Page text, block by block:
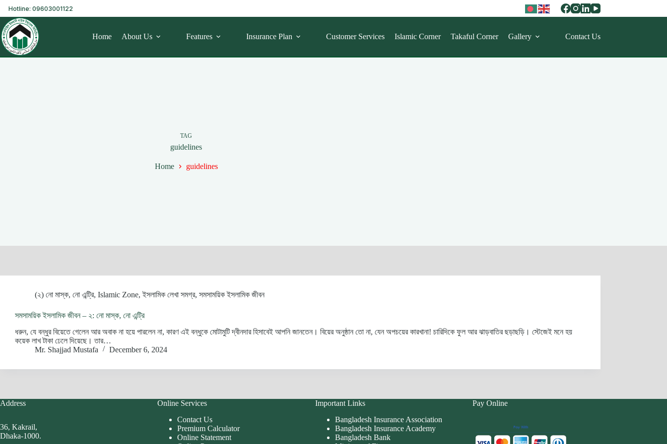
Hotline: 09603001122
Home About Us Features Insurance Plan Customer Services Islamic Corner Takaful Corner Gallery Contact Us
TAG
guidelines
Home guidelines
(২) নো মাস্ক, নো এন্ট্রি, Islamic Zone,ইসলামিক লেখা সমগ্র, সমসাময়িক ইসলামিক জীবন
সমসাময়িক ইসলামিক জীবন – ২: নো মাস্ক, নো এন্ট্রি
ধরুন, যে বন্ধুর বিয়েতে গেলেন আর অবাক না হয়ে পারলেন না, কারণ এই বন্ধুকে মোটামুটি দ্বীনদার হিসাবেই আপনি জানতেন। বিয়ের অনুষ্ঠান তো না, যেন অপচয়ের কারখানা! চারিদিকে ফুল আর ঝাড়বাতির ছড়াছড়ি। স্টেজেই মনে হয়
কয়েক লাখ টাকা ঢেলে দিয়েছে। তার…
Mr. Shajjad Mustafa
December 6, 2024
Address
36, Kakrail,
Dhaka-1000.
Online Services
Contact Us
Premium Calculator
Online Statement
Important Links
Bangladesh Insurance Association
Bangladesh Insurance Academy
Bangladesh Bank
Pay Online